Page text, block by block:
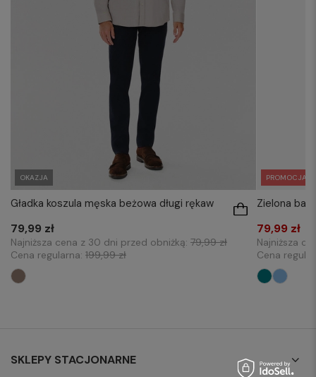
OKAZJA
Gładka koszula męska beżowa długi rękaw
79,99 zł
Najniższa cena z 30 dni przed obniżką: 79,99 zł
Cena regularna: 199,99 zł
PROMOCJA
Zielona
79,99 zł
Najniższa
Cena
SKLEPY STACJONARNE